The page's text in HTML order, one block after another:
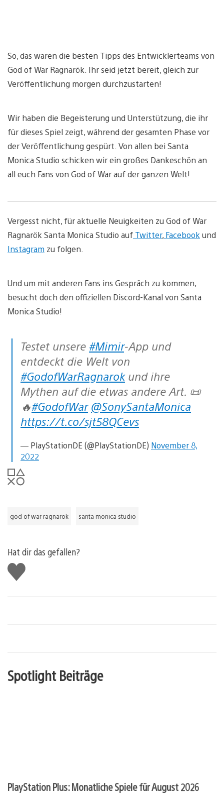
So, das waren die besten Tipps des Entwicklerteams von
God of War Ragnarök. Ihr seid jetzt bereit, gleich zur
Veröffentlichung morgen durchzustarten!
Wir haben die Begeisterung und Unterstützung, die ihr
für dieses Spiel zeigt, während der gesamten Phase vor
der Veröffentlichung gespürt. Von allen bei Santa
Monica Studio schicken wir ein großes Dankeschön an
all euch Fans von God of War auf der ganzen Welt!
Vergesst nicht, für aktuelle Neuigkeiten zu God of War
Ragnarök Santa Monica Studio auf Twitter, Facebookund
Instagram zu folgen.
Und um mit anderen Fans ins Gespräch zu kommen,
besucht doch den offiziellen Discord-Kanal von Santa
Monica Studio!
Testet unsere #Mimir-App und
entdeckt die Welt von
#GodofWarRagnarokund ihre
Mythen auf die etwas andere Art. 📜
🔥#GodofWar @SonySantaMonica
https://t.co/sjt58QCevs
— PlayStationDE (@PlayStationDE) November 8,
2022
god of war ragnarok santa monica studio
Hat dir das gefallen?
Gefällt
mir
Spotlight Beiträge
PlayStation Plus: Monatliche Spiele für August 2026